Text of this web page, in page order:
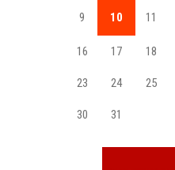
9 10 11
16 17 18
23 24 25
30 31